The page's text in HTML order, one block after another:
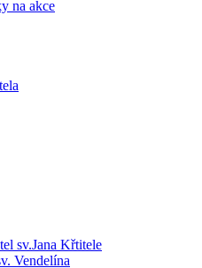
na akce
sv.Jana Křtitele
Vendelína